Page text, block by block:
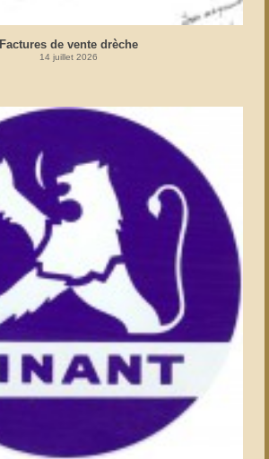
Factures de vente drèche
14 juillet 2026